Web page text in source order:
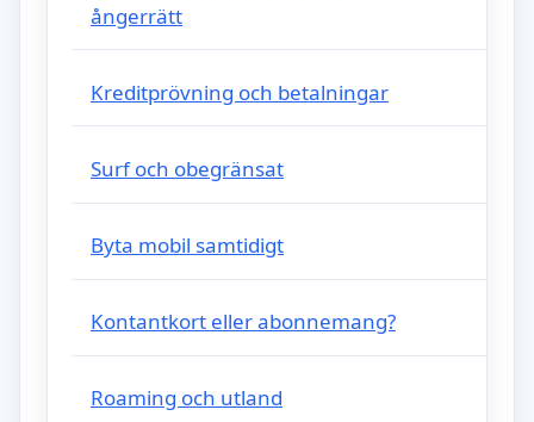
ångerrätt
Kreditprövning och betalningar
Surf och obegränsat
Byta mobil samtidigt
Kontantkort eller abonnemang?
Roaming och utland